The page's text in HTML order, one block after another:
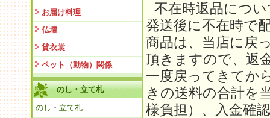
お届け料理
仏壇
貸衣裳
ペット（動物）関係
のし・立て札
のし・立て札
不在時返品につ
発送後に不在時で
商品は、当店に戻
頂きますので、返
一度戻ってきてか
きの送料の合計を
様負担）、入金確